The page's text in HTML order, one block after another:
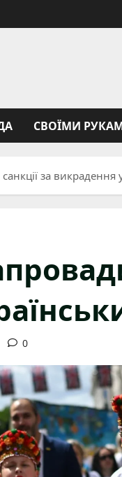
СВОЇМИ
за викрадення
0